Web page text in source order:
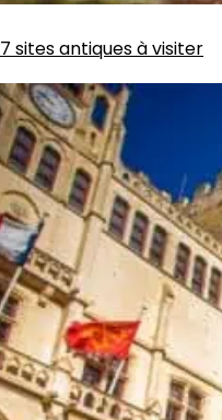
7 sites antiques à visiter